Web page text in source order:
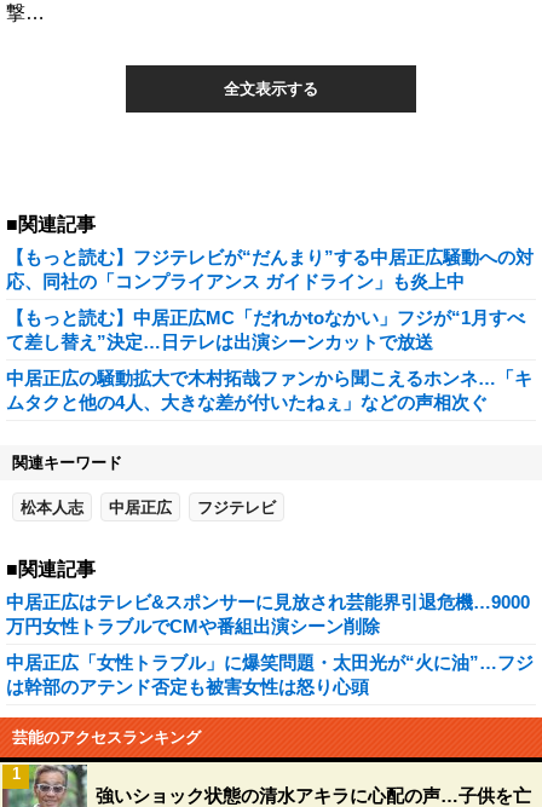
撃…
全文表示する
■関連記事
【もっと読む】フジテレビが“だんまり”する中居正広騒動への対
応、同社の「コンプライアンス ガイドライン」も炎上中
【もっと読む】中居正広MC「だれかtoなかい」フジが“1月すべ
て差し替え”決定…日テレは出演シーンカットで放送
中居正広の騒動拡大で木村拓哉ファンから聞こえるホンネ…「キ
ムタクと他の4人、大きな差が付いたねぇ」などの声相次ぐ
関連キーワード
松本人志 中居正広 フジテレビ
■関連記事
中居正広はテレビ&スポンサーに見放され芸能界引退危機…9000
万円女性トラブルでCMや番組出演シーン削除
中居正広「女性トラブル」に爆笑問題・太田光が“火に油”…フジ
は幹部のアテンド否定も被害女性は怒り心頭
芸能のアクセスランキング
強いショック状態の清水アキラに心配の声…子供を亡
1